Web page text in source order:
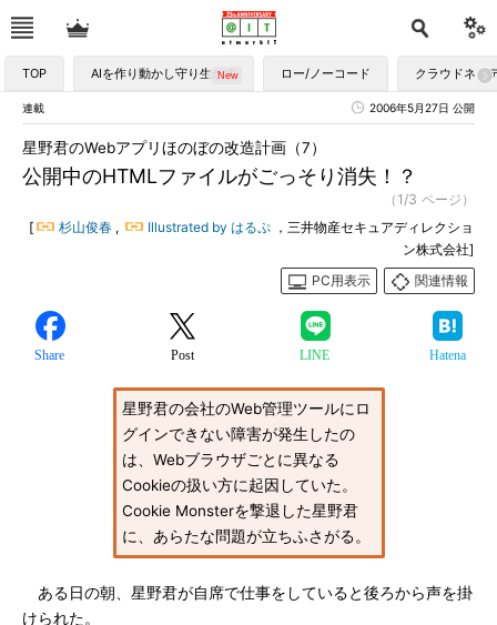
TOP AIを作り動かし守り生かす ロー/ノーコード クラウドネイ
連載 2006年5月27日 公開
公開中のHTMLファイルがごっそり消失！？
星野君のWebアプリほのぼの改造計画（7）
（1/3 ページ）
[
杉山俊春 , Illustrated by はるぷ ，三井物産セキュアディレクショ
ン株式会社]
PC用表示
関連情報
Share Post LINE Hatena
星野君の会社のWeb管理ツールにロ
グインできない障害が発生したの
は、Webブラウザごとに異なる
Cookieの扱い方に起因していた。
Cookie Monsterを撃退した星野君
に、あらたな問題が立ちふさがる。
ある日の朝、星野君が自席で仕事をしていると後ろから声を掛
けられた。